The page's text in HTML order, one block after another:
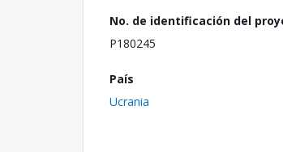
No. de identificación del
P180245
País
Ucrania